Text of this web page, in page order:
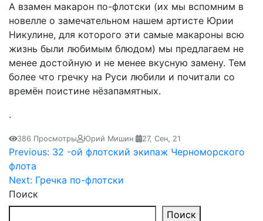
А взамен макарон по-флотски (их мы вспомним в
новелле о замечательном нашем артисте Юрии
Никулине, для которого эти самые макароны всю
жизнь были любимым блюдом) мы предлагаем не
менее достойную и не менее вкусную замену. Тем
более что гречку на Руси любили и почитали со
времён поистине нёзапамятных.
.
386 Просмотры Юрий Мишин 27, Сен, 21
Навигация
по
записям
Previous: 32 -ой флотский экипаж Черноморского
флота
Next: Гречка по-флотски
Поиск
Поиск